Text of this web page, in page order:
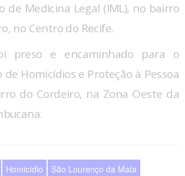
de Medicina Legal (IML), no bairro
no Centro do Recife.
preso e encaminhado para o
Homicídios e Proteção à Pessoa
do Cordeiro, na Zona Oeste da
Homicídio São Lourenço da Mata